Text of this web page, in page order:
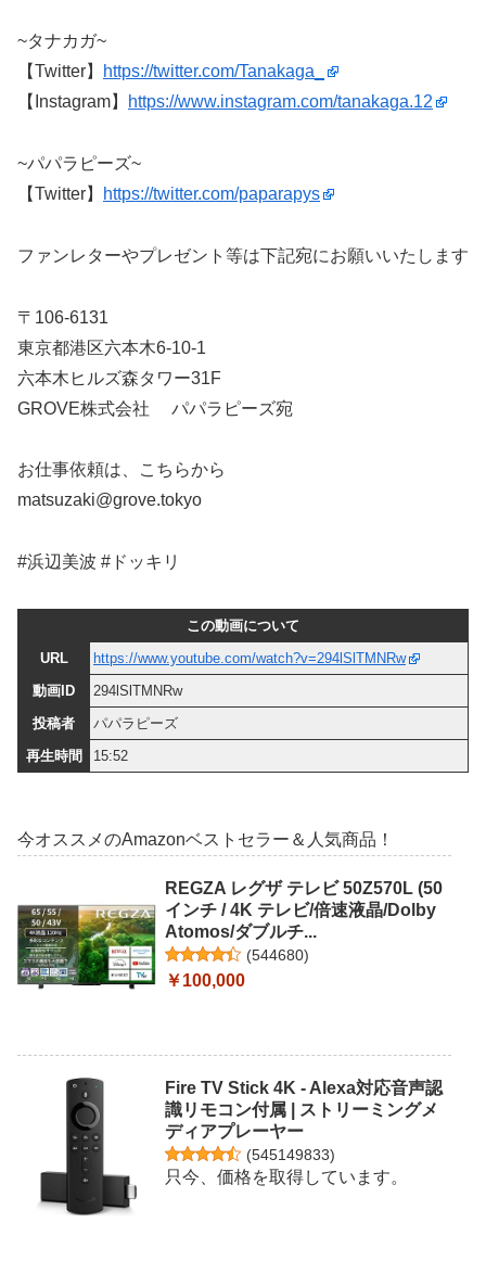
~タナカガ~
【Twitter】
https://twitter.com/Tanakaga_
【Instagram】
https://www.instagram.com/tanakaga.12
~パパラピーズ~
【Twitter】
https://twitter.com/paparapys
ファンレターやプレゼント等は下記宛にお願いいたします
〒106-6131
東京都港区六本木6-10-1
六本木ヒルズ森タワー31F
GROVE株式会社 パパラピーズ宛
お仕事依頼は、こちらから
matsuzaki@grove.tokyo
#浜辺美波 #ドッキリ
この動画について
URL
https://www.youtube.com/watch?v=294lSlTMNRw
動画ID
294lSlTMNRw
投稿者
パパラピーズ
再生時間
15:52
今オススメのAmazonベストセラー＆人気商品！
REGZA レグザ テレビ 50Z570L (50
インチ / 4K テレビ/倍速液晶/Dolby
Atomos/ダブルチ...
(544680)
￥100,000
Fire TV Stick 4K - Alexa対応音声認
識リモコン付属 | ストリーミングメ
ディアプレーヤー
(545149833)
只今、価格を取得しています。